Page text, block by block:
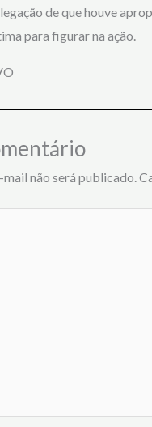
de que houve
para figurar na ação.
mail não será publicado.